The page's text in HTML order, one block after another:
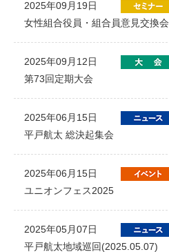
2025年09月19日
女性組合役員・組合員意見交換会
2025年09月12日
第73回定期大会
2025年06月15日
平戸航太 総決起集会
2025年06月15日
ユニオンフェス2025
2025年05月07日
平戸航太地域巡回(2025.05.07)